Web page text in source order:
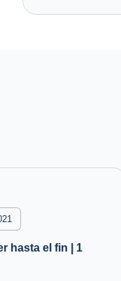
hasta el fin | 1